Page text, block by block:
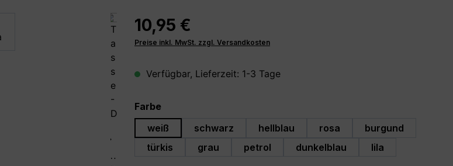
10,95 €
Preise inkl. MwSt. zzgl. Versandkosten
Verfügbar, Lieferzeit: 1-3 Tage
Farbeauswählen
weiß
schwarz hellblau rosa
burgund
türkis
grau petrol dunkelblau lila